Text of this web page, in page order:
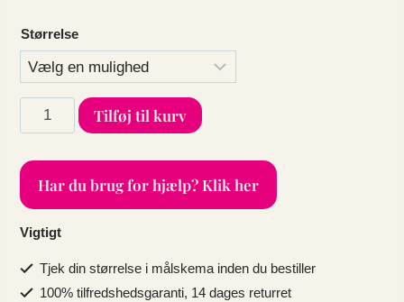
Størrelse
badebukser
sort
antal
Tilføj til kurv
Har du brug for hjælp? Klik her
Vigtigt
Tjek din størrelse i målskema inden du bestiller
100% tilfredshedsgaranti, 14 dages returret